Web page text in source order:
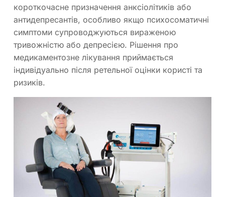
короткочасне призначення анксіолітиків або
антидепресантів, особливо якщо психосоматичні
симптоми супроводжуються вираженою
тривожністю або депресією. Рішення про
медикаментозне лікування приймається
індивідуально після ретельної оцінки користі та
ризиків.